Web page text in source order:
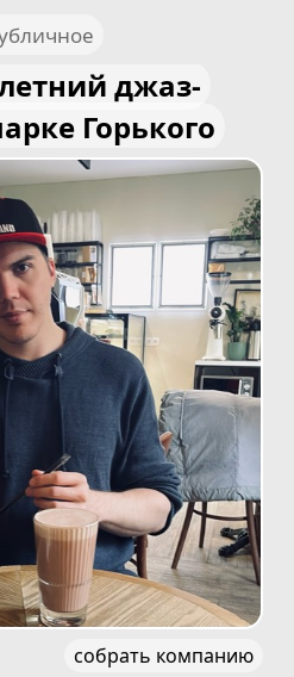
джаз-
Горького
собрать компанию